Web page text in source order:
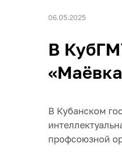
06.05.2025
В
В Кубанском
профсоюзной